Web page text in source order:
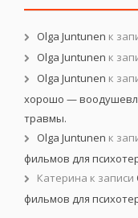
Olga Juntunen к
Olga Juntunen к
Olga Juntunen к
хорошо —
травмы.
Olga Juntunen к
фильмов для
Катерина к записи
фильмов для